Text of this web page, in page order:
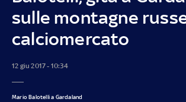
sulle montagne
calciomercato
12 giu 2017 - 10:34
Mario Balotelli a Gardaland